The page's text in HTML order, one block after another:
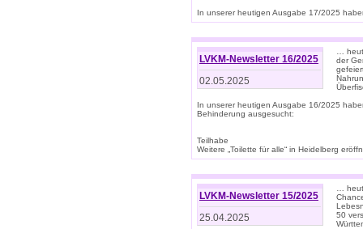
In unserer heutigen Ausgabe 17/2025
LVKM-Newsletter 16/2025
02.05.2025
…
der
In unserer heutigen Ausgabe 16/2025
Behinderung ausgesucht:
Teilhabe
Weitere „Toilette für alle“ in Heidelberg
LVKM-Newsletter 15/2025
25.04.2025
…
50